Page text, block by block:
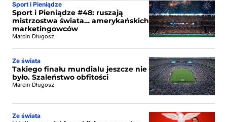
Sport i Pieniądze
Sport i Pieniądze #48: ruszają
mistrzostwa świata… amerykańskich
marketingowców
Marcin Długosz
Ze świata
Takiego finału mundialu jeszcze nie
było. Szaleństwo obfitości
Marcin Długosz
Ze świata